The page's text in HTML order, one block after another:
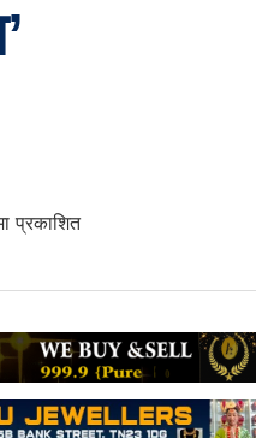
प्रकाशित